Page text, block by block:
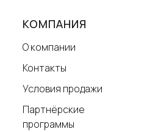
КОМПАНИЯ
О компании
Контакты
Условия продажи
Партнёрские
программы